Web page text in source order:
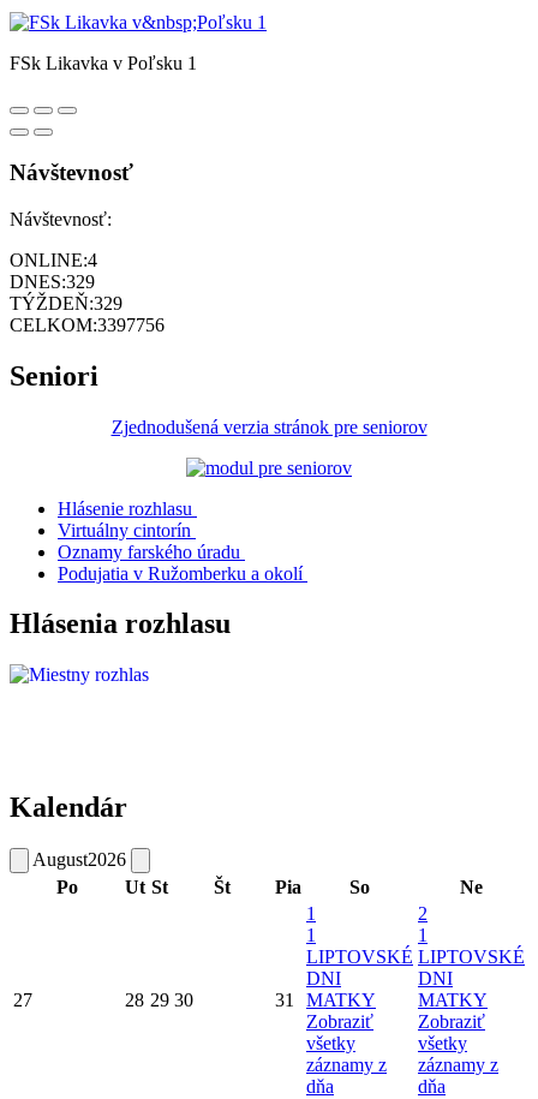
FSk Likavka v Poľsku 1
Návštevnosť
Návštevnosť:
ONLINE:4
DNES:329
TÝŽDEŇ:329
CELKOM:3397756
Seniori
Zjednodušená verzia stránok pre seniorov
Hlásenie rozhlasu
Virtuálny cintorín
Oznamy farského úradu
Podujatia v Ružomberku a okolí
Hlásenia rozhlasu
Kalendár
August2026
Po
Ut St Št Pia So Ne
27 28 29 30 31
1
1
LIPTOVSKÉ
DNI
MATKY
Zobraziť
všetky
záznamy z
dňa
2
1
LIPTOVSKÉ
DNI
MATKY
Zobraziť
všetky
záznamy z
dňa